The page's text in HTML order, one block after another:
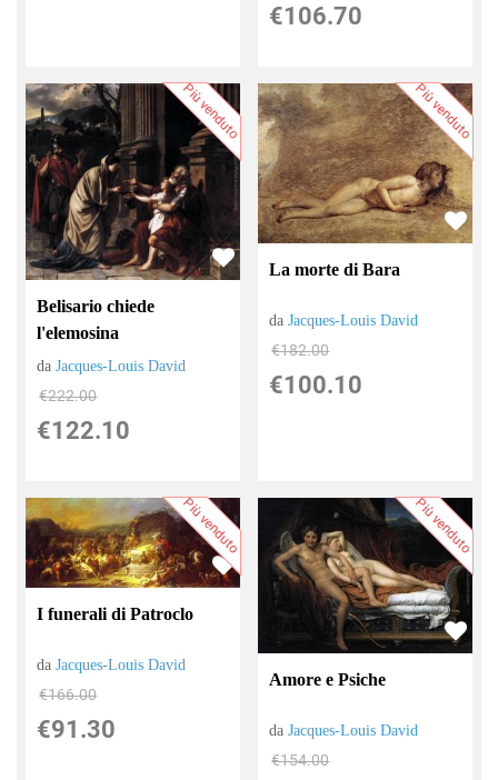
€106.70
Più venduto
Belisario chiede
l'elemosina
daJacques-Louis David
€222.00
€122.10
Più venduto
La morte di Bara
daJacques-Louis David
€182.00
€100.10
Più venduto
I funerali di Patroclo
daJacques-Louis David
€166.00
€91.30
Più venduto
Amore e Psiche
daJacques-Louis David
€154.00